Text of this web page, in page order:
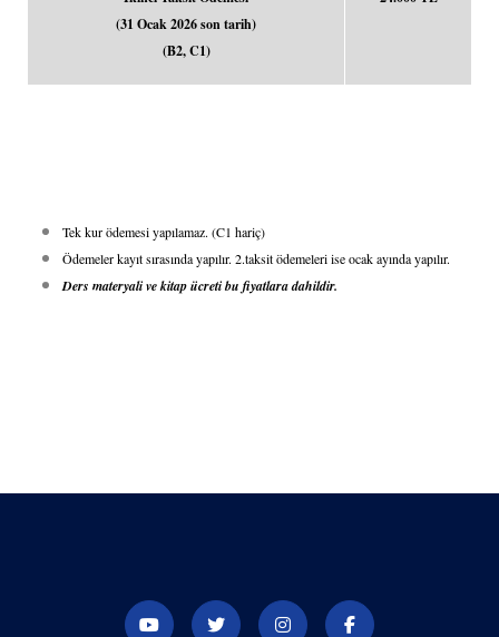
(31 Ocak 2026 son tarih)
(B2, C1)
Tek kur ödemesi yapılamaz. (C1 hariç)
Ödemeler kayıt sırasında yapılır. 2.taksit ödemeleri ise ocak ayında yapılır.
Ders materyali ve kitap ücreti bu fiyatlara dahildir.